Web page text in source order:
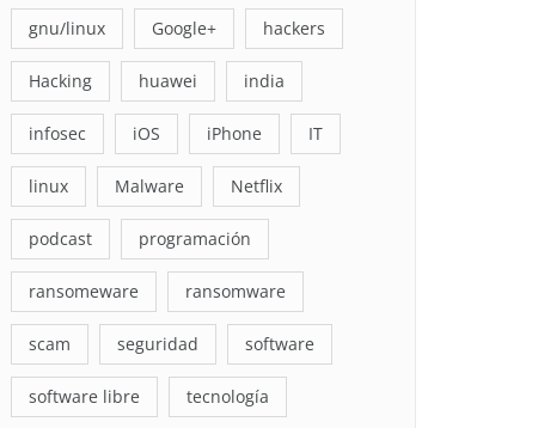
gnu/linux Google+ hackers
Hacking huawei india
infosec iOS iPhone IT
linux Malware Netflix
podcast programación
ransomeware ransomware
scam seguridad software
software libre tecnología